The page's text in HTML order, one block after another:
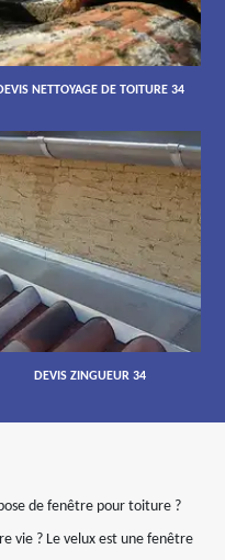
NETTOYAGE DE TOITURE 34
DEVIS ZINGUEUR 34
de fenêtre pour toiture ?
vie ? Le velux est une fenêtre